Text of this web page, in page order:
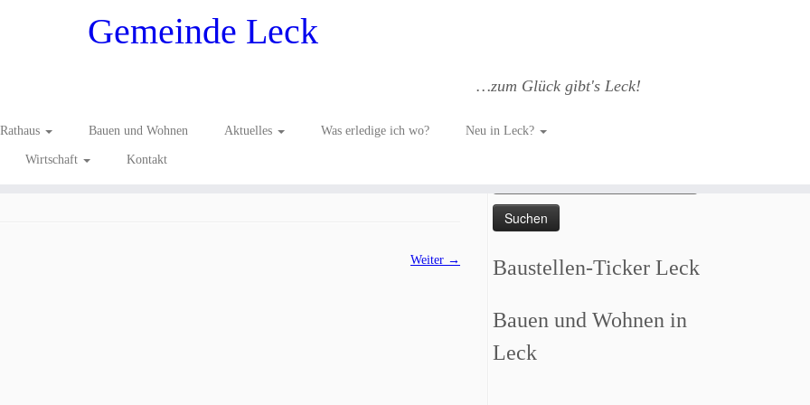
Gemeinde Leck
…zum Glück gibt's Leck!
Rathaus Bauen und Wohnen Aktuelles Was erledige ich wo? Neu in Leck?
Wirtschaft Kontakt
Weiter →
Such dich GLÜCKlich…
nach:
Baustellen-Ticker Leck
Bauen und Wohnen in
Leck